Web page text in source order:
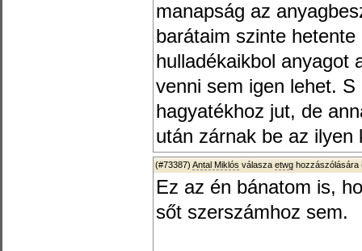
manapság az
barátaim szinte
hulladékaikbol anyagot
venni sem igen lehet.
hagyatékhoz jut, de
után zárnak be az ilyen
(#73387) Antal Miklós válasza etwg hozzászólására
Ez az én bánatom is,
sőt szerszámhoz sem.